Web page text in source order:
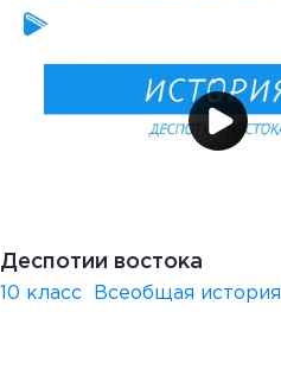
Деспотии востока
10 класс Всеобщая история